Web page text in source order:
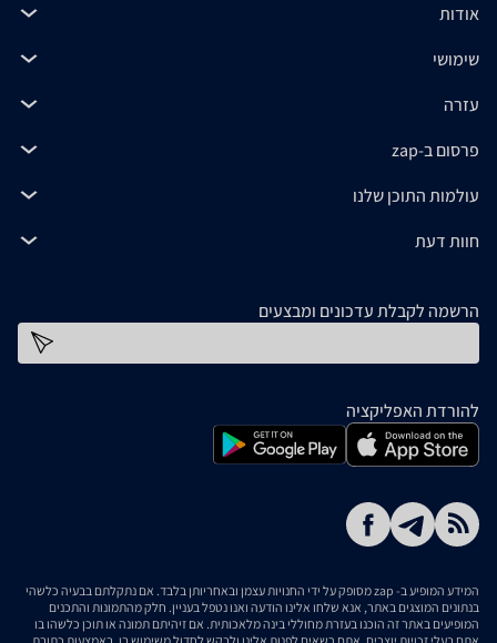
אודות
שימושי
עזרה
פרסום ב-zap
עולמות התוכן שלנו
חוות דעת
הרשמה לקבלת עדכונים ומבצעים
להורדת האפליקציה
המידע המופיע ב- zap מסופק על ידי החנויות עצמן ובאחריותן בלבד. אם נתקלתם בבעיה כלשהי
בנתונים המוצגים באתר, אנא שלחו אלינו הודעה ואנו נטפל בעניין. חלק מהתמונות והתכנים
המופיעים באתר זה הוכנו בעזרת מחוללי בינה מלאכותית. אם זיהיתם תמונה או תוכן כלשהו בו